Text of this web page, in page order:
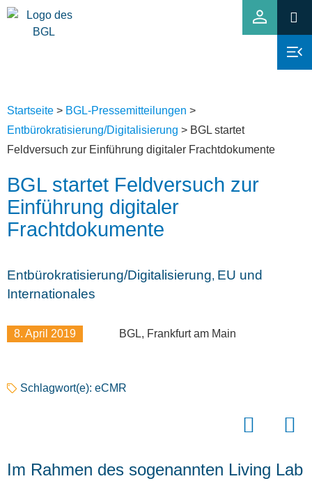
Startseite > BGL-Pressemitteilungen >
Entbürokratisierung/Digitalisierung > BGL startet
Feldversuch zur Einführung digitaler Frachtdokumente
BGL startet Feldversuch zur
Einführung digitaler
Frachtdokumente
Entbürokratisierung/Digitalisierung, EU und
Internationales
8. April 2019 BGL, Frankfurt am Main
Schlagwort(e): eCMR
Im Rahmen des sogenannten Living Lab